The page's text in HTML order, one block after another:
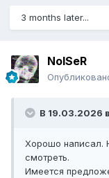
3 months later...
NoISeR
В 19.03.2026
Хорошо написал.
смотреть.
Имеется